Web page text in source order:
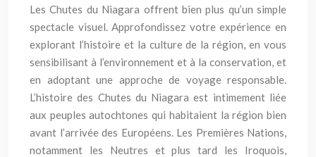
Les Chutes du Niagara offrent bien plus qu’un simple
spectacle visuel. Approfondissez votre expérience en
explorant l’histoire et la culture de la région, en vous
sensibilisant à l’environnement et à la conservation, et
en adoptant une approche de voyage responsable.
L’histoire des Chutes du Niagara est intimement liée
aux peuples autochtones qui habitaient la région bien
avant l’arrivée des Européens. Les Premières Nations,
notamment les Neutres et plus tard les Iroquois,